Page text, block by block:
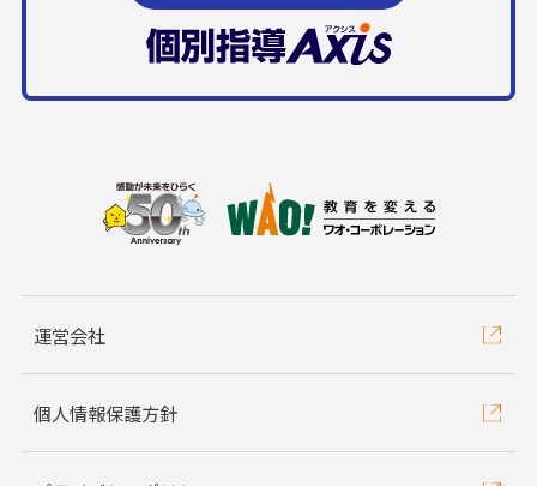
運営会社
個人情報保護方針